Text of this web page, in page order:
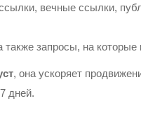
вечные ссылки,
запросы, на
, она ускоряет
дней.